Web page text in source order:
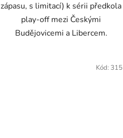
zápasu, s limitací) k sérii předkola
play-off mezi Českými
Budějovicemi a Libercem.
Kód: 315